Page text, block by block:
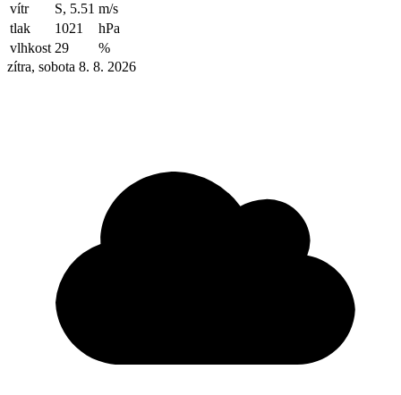
vítr
S, 5.51 m/s
tlak
1021
hPa
vlhkost 29
%
zítra, sobota 8. 8. 2026